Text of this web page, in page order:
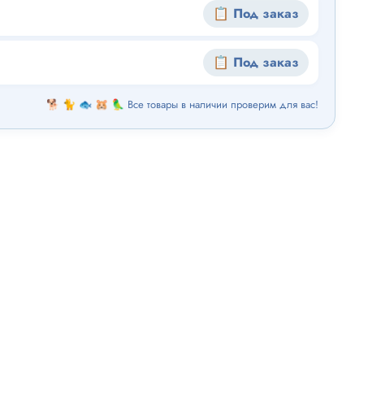
📋 Под заказ
📋 Под заказ
🐕 🐈 🐟 🐹 🦜 Все товары в наличии проверим для вас!